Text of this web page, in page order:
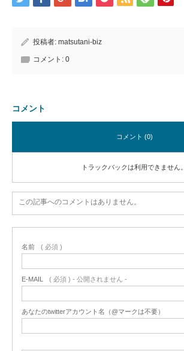
投稿者: matsutani-biz
コメント: 0
コメント
コメント (0)
トラックバックは利用できません。
この記事へのコメントはありません。
名前 ( 必須 )
E-MAIL ( 必須 ) - 公開されません -
あなたのtwitterアカウント名（@マークは不要）